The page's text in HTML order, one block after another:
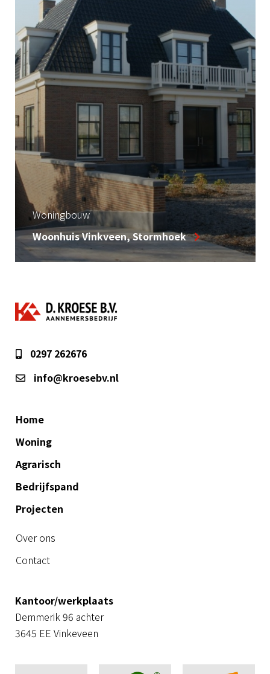
Agrarische stallen
Nieuwbouw rundveestal, Loenen a/d
Vecht
0297 262676
info@kroesebv.nl
Home
Woning
Agrarisch
Bedrijfspand
Projecten
Over ons
Contact
Kantoor/werkplaats
Demmerik 96 achter
3645 EE Vinkeveen